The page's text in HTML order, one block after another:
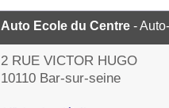
Auto Ecole du Centre -
2 RUE VICTOR HUGO
10110 Bar-sur-seine